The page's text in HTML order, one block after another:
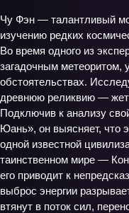
Чу Фэн — талантливый
изучению редких
Во время одного из
загадочным
обстоятельствах.
древнюю реликвию —
Подключив к анализу
Юань», он выясняет, что
одной известной
таинственном мире —
его приводит к
выброс энергии
втянут в поток сил,